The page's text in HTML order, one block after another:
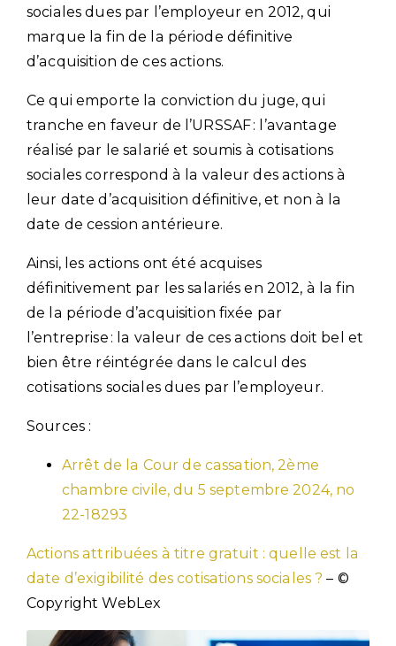
sociales dues par l’employeur en 2012, qui
marque la fin de la période définitive
d’acquisition de ces actions.
Ce qui emporte la conviction du juge, qui
tranche en faveur de l’URSSAF : l’avantage
réalisé par le salarié et soumis à cotisations
sociales correspond à la valeur des actions à
leur date d’acquisition définitive, et non à la
date de cession antérieure.
Ainsi, les actions ont été acquises
définitivement par les salariés en 2012, à la fin
de la période d’acquisition fixée par
l’entreprise : la valeur de ces actions doit bel et
bien être réintégrée dans le calcul des
cotisations sociales dues par l’employeur.
Sources :
Arrêt de la Cour de cassation, 2ème
chambre civile, du 5 septembre 2024, no
22-18293
Actions attribuées à titre gratuit : quelle est la
date d’exigibilité des cotisations sociales ?– ©
Copyright WebLex